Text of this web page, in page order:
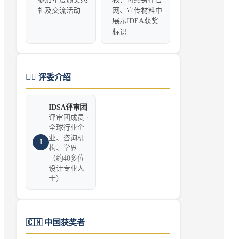
礼及交流活动
网、宣传材料中
展示IDEA获奖
标识
👨‍⚖️ 评委介绍
I
IDSA评审团
评审团成员 ·
全球行业企
业、咨询机
构、学界
（约40多位
设计专业人
士）
🇨🇳 中国获奖者